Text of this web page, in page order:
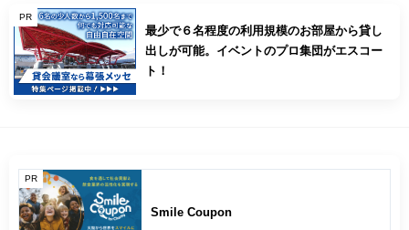
PR
最少で６名程度の利用規模のお部屋から貸し
出しが可能。イベントのプロ集団がエスコー
ト！
PR
Smile Coupon